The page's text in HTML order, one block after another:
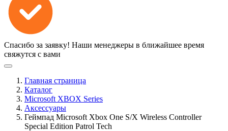
Спасибо за заявку! Наши менеджеры в ближайшее время
свяжутся с вами
Главная страница
Каталог
Microsoft XBOX Series
Аксессуары
Геймпад Microsoft Xbox One S/X Wireless Controller
Special Edition Patrol Tech